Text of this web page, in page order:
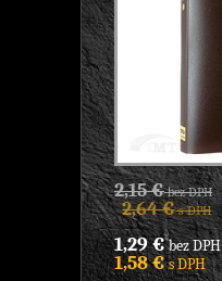
2,15 €bez DPH
2,64 €s DPH
1,29 €bez DPH
1,58 €s DPH